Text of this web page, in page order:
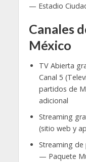
— Estadio
Canales
México
TV Abierta
Canal 5
partidos de
adicional
Streaming
(sitio web y
Streaming de
— Paquete